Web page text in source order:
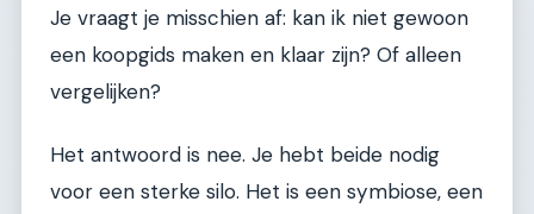
Je vraagt je misschien af: kan ik niet gewoon
een koopgids maken en klaar zijn? Of alleen
vergelijken?
Het antwoord is nee. Je hebt beide nodig
voor een sterke silo. Het is een symbiose, een